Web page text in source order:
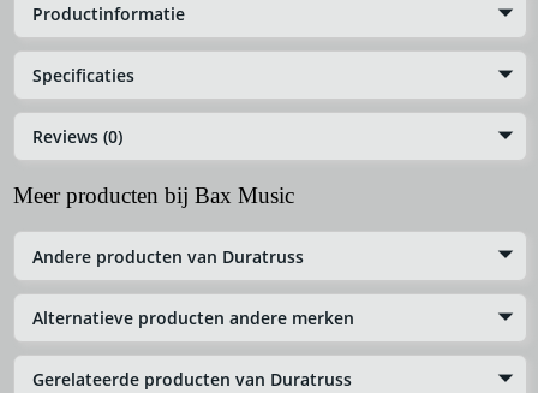
Productinformatie
Specificaties
Reviews (0)
Meer producten bij Bax Music
Andere producten van Duratruss
Alternatieve producten andere merken
Gerelateerde producten van Duratruss